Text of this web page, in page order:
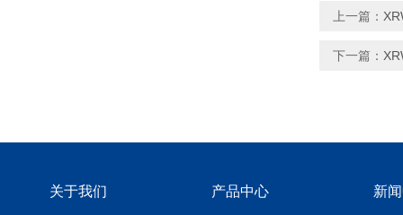
上一篇：
下一篇：
关于我们 产品中心 新